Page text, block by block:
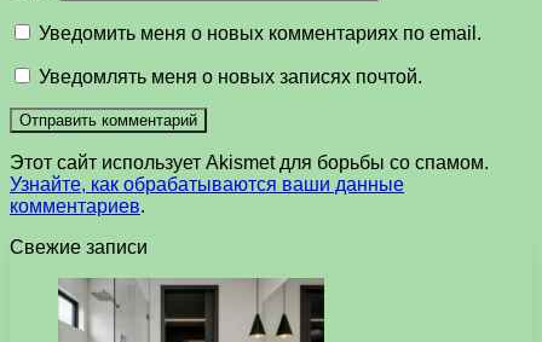
Уведомить меня о новых комментариях по email.
Уведомлять меня о новых записях почтой.
Этот сайт использует Akismet для борьбы со спамом.
Узнайте, как обрабатываются ваши данные
комментариев.
Свежие записи